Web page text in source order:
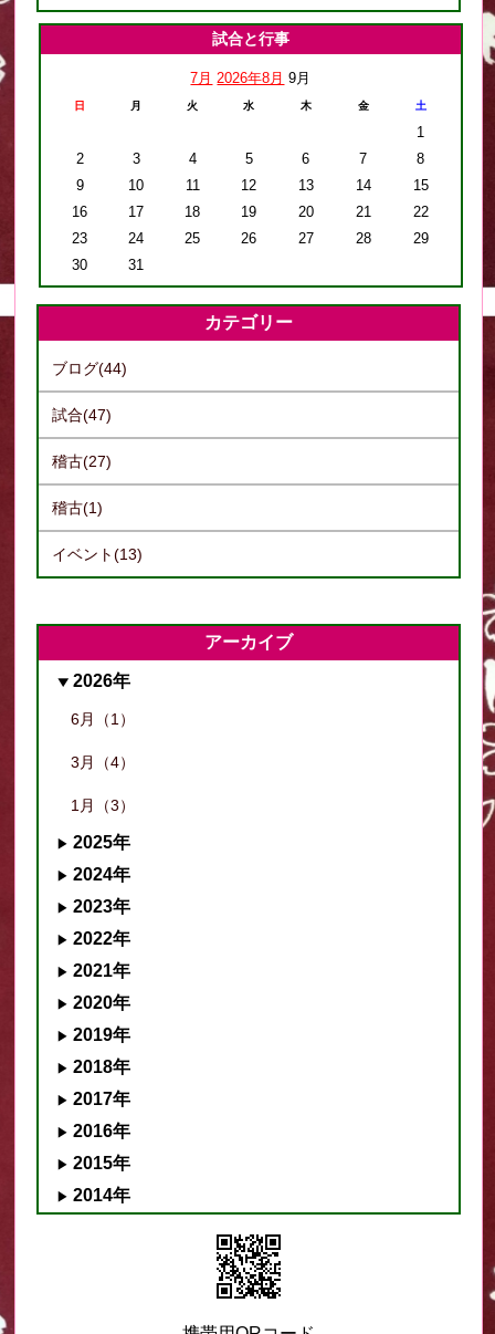
試合と行事
7月 2026年8月 9月
日 月 火 水 木 金 土
1
2
3 4 5 6 7
8
9
10 11 12 13 14
15
16
17 18 19 20 21
22
23
24 25 26 27 28
29
30
31
カテゴリー
ブログ(44)
試合(47)
稽古(27)
稽古(1)
イベント(13)
アーカイブ
2026年
6月（1）
3月（4）
1月（3）
2025年
2024年
2023年
2022年
2021年
2020年
2019年
2018年
2017年
2016年
2015年
2014年